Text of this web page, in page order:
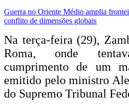
Guerra no Oriente Médio amplia
conflito de dimensões globais
Na terça-feira (29),
Roma, onde
cumprimento de um
emitido pelo ministro
do Supremo Tribunal